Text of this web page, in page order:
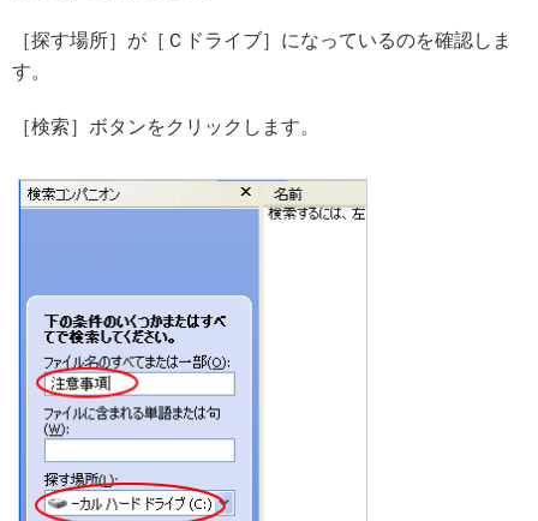
［探す場所］が［Ｃドライブ］になっているのを確認しま
す。
［検索］ボタンをクリックします。